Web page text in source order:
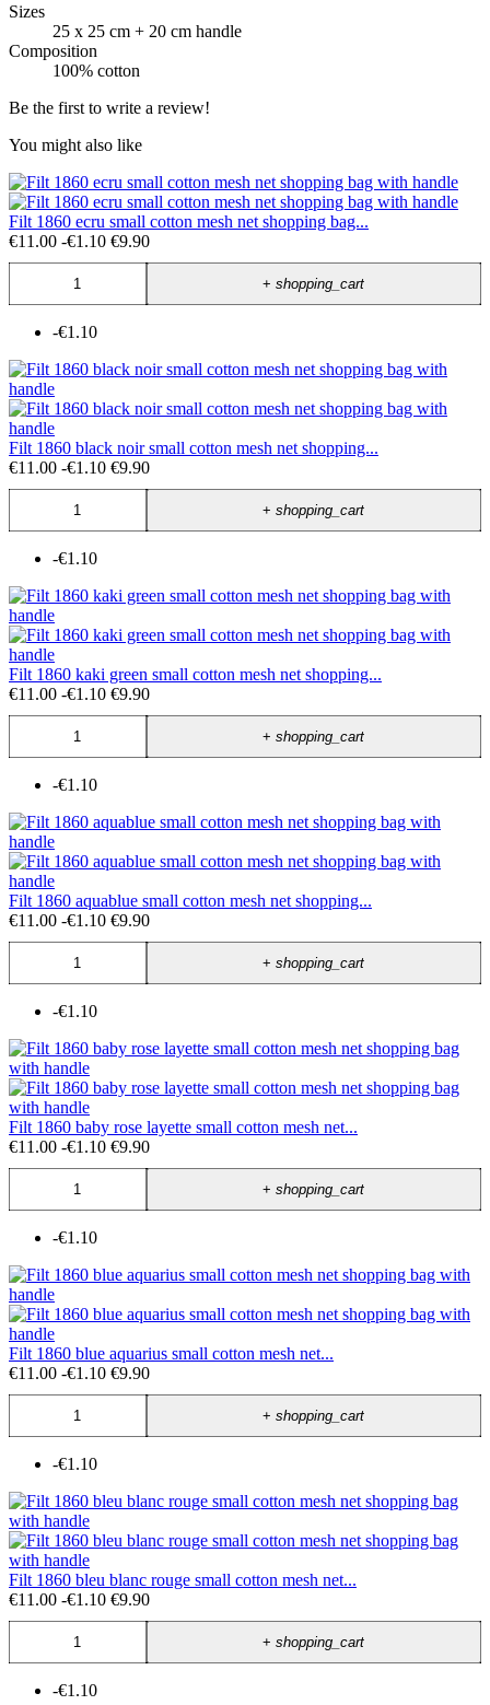
Sizes
25 x 25 cm + 20 cm handle
Composition
100% cotton
Be the first to write a review!
You might also like
Filt 1860 ecru small cotton mesh net shopping bag...
€11.00 -€1.10 €9.90
+shopping_cart
-€1.10
Filt 1860 black noir small cotton mesh net shopping...
€11.00 -€1.10 €9.90
+shopping_cart
-€1.10
Filt 1860 kaki green small cotton mesh net shopping...
€11.00 -€1.10 €9.90
+shopping_cart
-€1.10
Filt 1860 aquablue small cotton mesh net shopping...
€11.00 -€1.10 €9.90
+shopping_cart
-€1.10
Filt 1860 baby rose layette small cotton mesh net...
€11.00 -€1.10 €9.90
+shopping_cart
-€1.10
Filt 1860 blue aquarius small cotton mesh net...
€11.00 -€1.10 €9.90
+shopping_cart
-€1.10
Filt 1860 bleu blanc rouge small cotton mesh net...
€11.00 -€1.10 €9.90
+shopping_cart
-€1.10